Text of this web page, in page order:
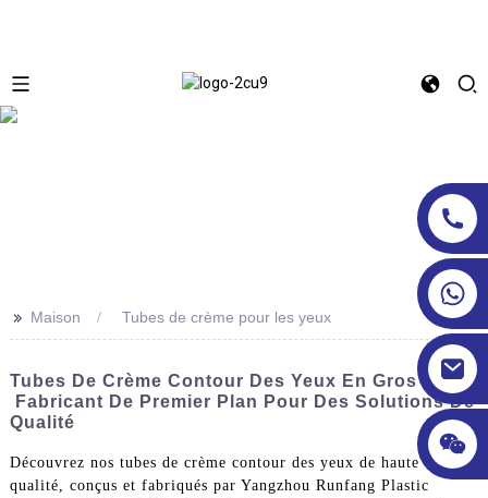
>> Maison Tubes de crème pour les yeux
Tubes De Crème Contour Des Yeux En Gros –
Fabricant De Premier Plan Pour Des Solutions De
Qualité
Découvrez nos tubes de crème contour des yeux de haute
qualité, conçus et fabriqués par Yangzhou Runfang Plastic